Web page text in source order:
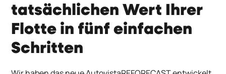
tatsächlichen Wert Ihrer
Flotte in fünf einfachen
Schritten